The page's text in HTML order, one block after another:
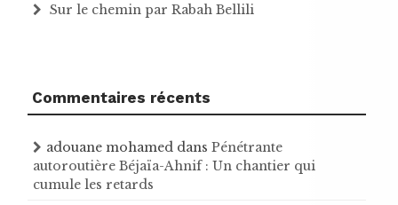
Sur le chemin par Rabah Bellili
Commentaires récents
adouane mohamed dans Pénétrante
autoroutière Béjaïa-Ahnif : Un chantier qui
cumule les retards